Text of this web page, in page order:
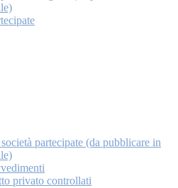
partecipate (da pubblicare in
privato controllati